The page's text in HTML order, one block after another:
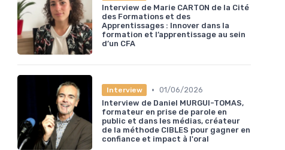
Interview de Marie CARTON de la Cité
des Formations et des
Apprentissages : Innover dans la
formation et l’apprentissage au sein
d’un CFA
Interview • 01/06/2026
Interview de Daniel MURGUI-TOMAS,
formateur en prise de parole en
public et dans les médias, créateur
de la méthode CIBLES pour gagner en
confiance et impact à l'oral